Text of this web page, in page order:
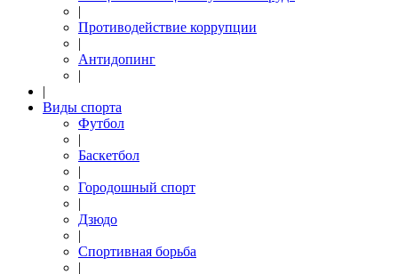
|
Противодействие коррупции
|
Антидопинг
|
|
Виды спорта
Футбол
|
Баскетбол
|
Городошный спорт
|
Дзюдо
|
Спортивная борьба
|